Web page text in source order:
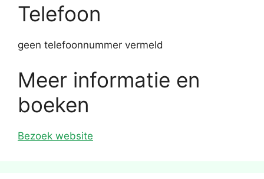
Telefoon
geen telefoonnummer vermeld
Meer informatie en
boeken
Bezoek website